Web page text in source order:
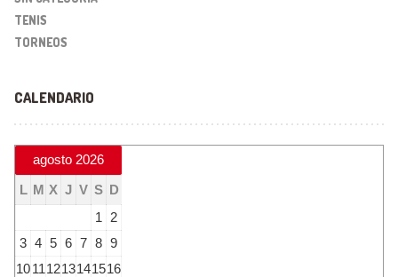
TENIS
TORNEOS
CALENDARIO
agosto 2026
L M X J V S D
1
2
3 4 5 6 7 8 9
10111213141516